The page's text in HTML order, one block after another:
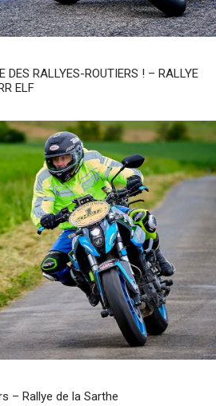
DES RALLYES-ROUTIERS ! – RALLYE
ELF
– Rallye de la Sarthe